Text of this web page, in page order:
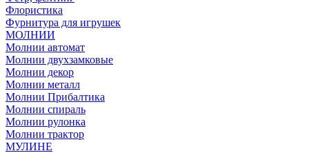
Флористика
Фурнитура для игрушек
МОЛНИИ
Молнии автомат
Молнии двухзамковые
Молнии декор
Молнии металл
Молнии Прибалтика
Молнии спираль
Молнии рулонка
Молнии трактор
МУЛИНЕ